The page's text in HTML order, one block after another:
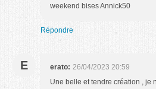
weekend bises Annick50
Répondre
E erato: 26/04/2023 20:59
Une belle et tendre création , je